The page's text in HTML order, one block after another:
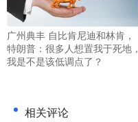
广州典丰 自比肯尼迪和林肯，
特朗普：很多人想置我于死地，
我是不是该低调点了？
相关评论